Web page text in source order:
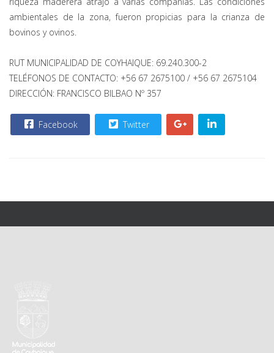
ambientales de la zona, fueron propicias para la crianza de
bovinos y ovinos.
RUT MUNICIPALIDAD DE COYHAIQUE: 69.240.300-2
TELÉFONOS DE CONTACTO: +56 67 2675100 / +56 67 2675104
DIRECCIÓN: FRANCISCO BILBAO Nº 357
Facebook Twitter